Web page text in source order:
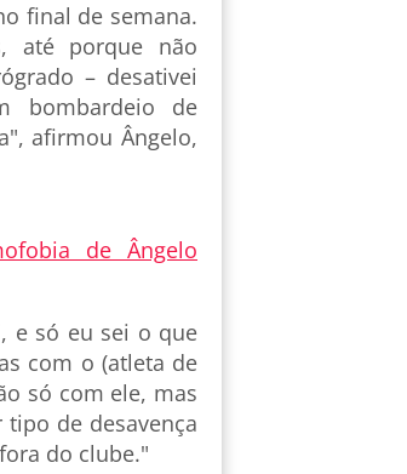
final de semana.
até porque não
– desativei
bombardeio de
afirmou Ângelo,
de Ângelo
e só eu sei o que
com o (atleta de
só com ele, mas
de desavença
do clube."